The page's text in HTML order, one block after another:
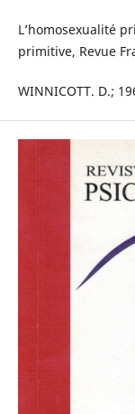
L’homosexualité
primitive, Revue
WINNICOTT. D.;